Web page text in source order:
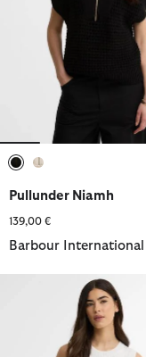
Pullunder Niamh
139,00 €
Barbour International
Pullunder Nova